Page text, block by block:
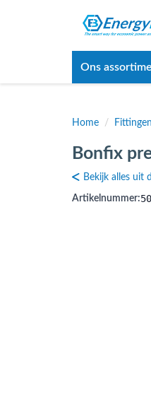
Ons
Home / Fittingen
Bonfix
Bekijk alles uit
Artikelnummer: